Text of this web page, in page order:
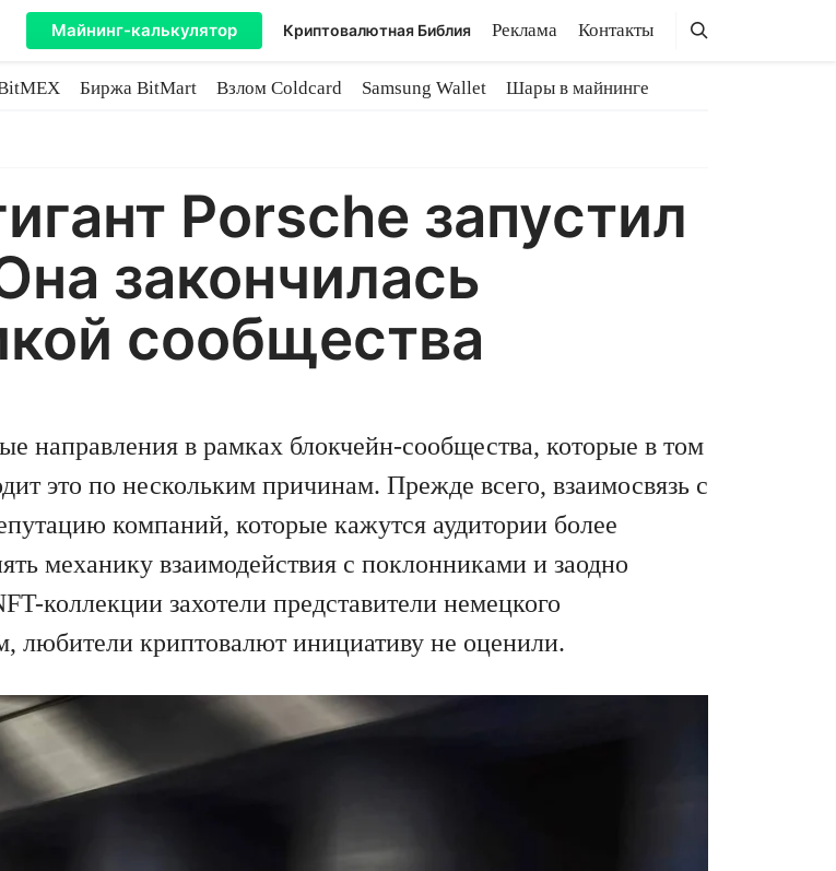
Майнинг-калькулятор Криптовалютная Библия Реклама Контакты Поиск
Поиск
Биржа BitMart Взлом Coldcard Samsung Wallet
Шары в майнинге
Porsche запустил
закончилась
сообщества
направления в рамках блокчейн-сообщества, которые в том
это по нескольким причинам. Прежде всего, взаимосвязь с
компаний, которые кажутся аудитории более
механику взаимодействия с поклонниками и заодно
коллекции захотели представители немецкого
любители криптовалют инициативу не оценили.